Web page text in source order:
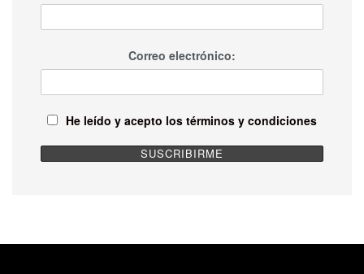
Correo electrónico:
He leído y acepto los términos y condiciones